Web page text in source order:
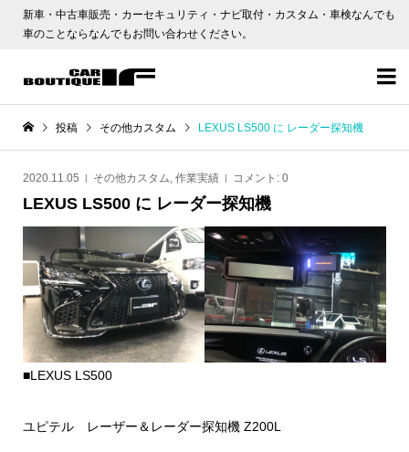
新車・中古車販売・カーセキュリティ・ナビ取付・カスタム・車検なんでも
車のことならなんでもお問い合わせください。

投稿 その他カスタム LEXUS LS500 に レーダー探知機
2020.11.05 その他カスタム, 作業実績 コメント: 0
LEXUS LS500 に レーダー探知機
■LEXUS LS500
ユピテル レーザー＆レーダー探知機 Z200L